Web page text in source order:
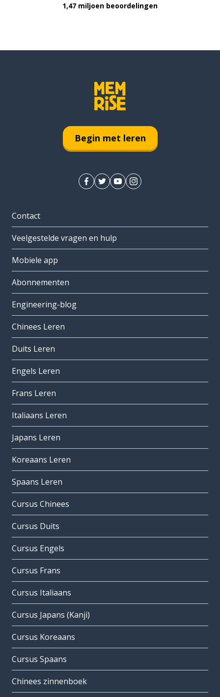
1,47 miljoen beoordelingen
Begin met leren
Contact
Veelgestelde vragen en hulp
Mobiele app
Abonnementen
Engineering-blog
Chinees Leren
Duits Leren
Engels Leren
Frans Leren
Italiaans Leren
Japans Leren
Koreaans Leren
Spaans Leren
Cursus Chinees
Cursus Duits
Cursus Engels
Cursus Frans
Cursus Italiaans
Cursus Japans (Kanji)
Cursus Koreaans
Cursus Spaans
Chinees zinnenboek